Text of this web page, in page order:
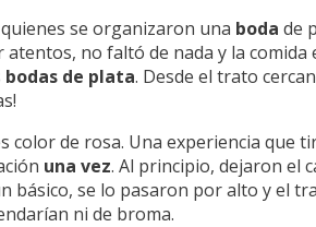
se organizaron una boda de
no faltó de nada y la
bodas de plata. Desde el trato
color de rosa. Una experiencia
una vez. Al principio, dejaron el
básico, se lo pasaron por alto y el
ni de broma.